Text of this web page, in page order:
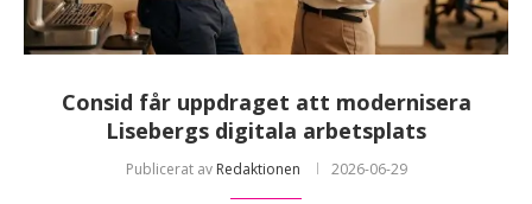
Consid får uppdraget att modernisera
Lisebergs digitala arbetsplats
Publicerat av Redaktionen 2026-06-29